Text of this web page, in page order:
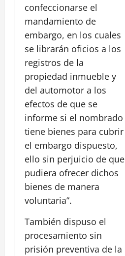
confeccionarse el
mandamiento de
embargo, en los cuales
se librarán oficios a los
registros de la
propiedad inmueble y
del automotor a los
efectos de que se
informe si el nombrado
tiene bienes para cubrir
el embargo dispuesto,
ello sin perjuicio de que
pudiera ofrecer dichos
bienes de manera
voluntaria”.
También dispuso el
procesamiento sin
prisión preventiva de la